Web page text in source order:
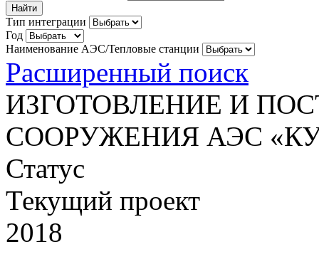
Тип интеграции
Год
Наименование АЭС/Тепловые станции
Расширенный поиск
ИЗГОТОВЛЕНИЕ И
СООРУЖЕНИЯ АЭС
Статус
Текущий проект
2018